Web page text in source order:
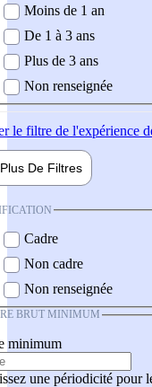
demandée
Moins de 1 an
De 1 à 3 ans
Plus de 3 ans
Non renseignée
le filtre de l'expérience
Plus De Filtres
Cadre
Non cadre
Non renseignée
BRUT MINIMUM
minimum
une périodicité pour